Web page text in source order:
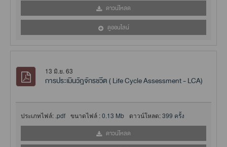
ดาวน์โหลด
ดูออนไลน์
13 มิ.ย. 63
การประเมินวัฎจักรชวีิต ( Life Cycle Assessment - LCA)
ประเภทไฟล์: .pdf ขนาดไฟล์ :0.13 Mb ดาวน์โหลด:399 ครั้ง
ดาวน์โหลด